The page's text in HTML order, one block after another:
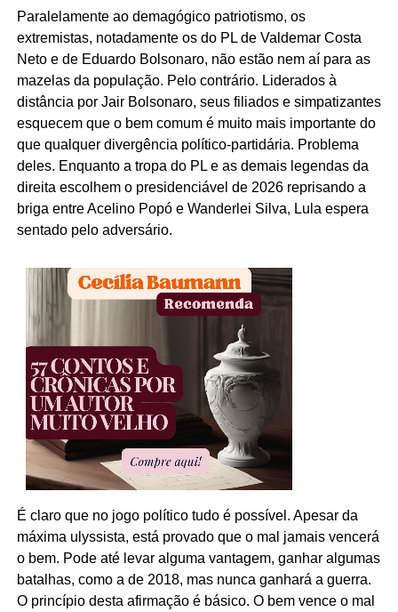
Paralelamente ao demagógico patriotismo, os
extremistas, notadamente os do PL de Valdemar Costa
Neto e de Eduardo Bolsonaro, não estão nem aí para as
mazelas da população. Pelo contrário. Liderados à
distância por Jair Bolsonaro, seus filiados e simpatizantes
esquecem que o bem comum é muito mais importante do
que qualquer divergência político-partidária. Problema
deles. Enquanto a tropa do PL e as demais legendas da
direita escolhem o presidenciável de 2026 reprisando a
briga entre Acelino Popó e Wanderlei Silva, Lula espera
sentado pelo adversário.
É claro que no jogo político tudo é possível. Apesar da
máxima ulyssista, está provado que o mal jamais vencerá
o bem. Pode até levar alguma vantagem, ganhar algumas
batalhas, como a de 2018, mas nunca ganhará a guerra.
O princípio desta afirmação é básico. O bem vence o mal